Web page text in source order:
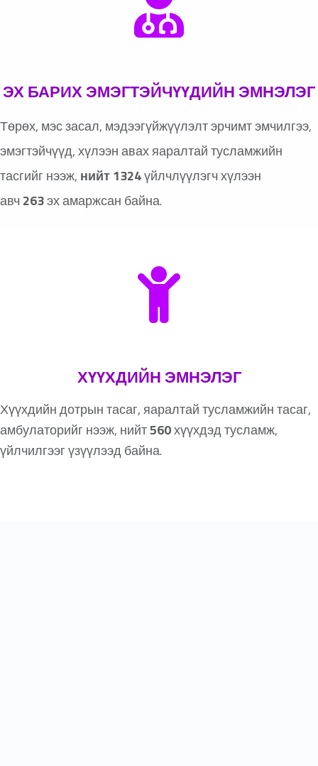
ЭХ БАРИХ ЭМЭГТЭЙЧҮҮДИЙН ЭМНЭЛЭГ
Төрөх, мэс засал, мэдээгүйжүүлэлт эрчимт эмчилгээ,
эмэгтэйчүүд, хүлээн авах яаралтай тусламжийн
тасгийг нээж, нийт1324үйлчлүүлэгч хүлээн
авч 263эх амаржсан байна.
ХҮҮХДИЙН ЭМНЭЛЭГ
Хүүхдийн дотрын тасаг, яаралтай тусламжийн тасаг,
амбулаторийг нээж, нийт560хүүхдэд тусламж,
үйлчилгээг үзүүлээд байна.